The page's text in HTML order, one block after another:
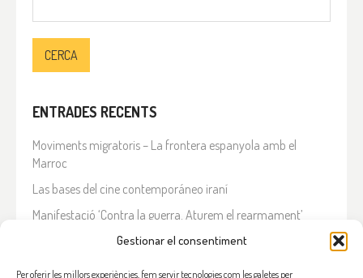
Gestionar el consentiment
Per oferir les millors experiències, fem servir tecnologies com les galetes per
ENTRADES RECENTS
Moviments migratoris – La frontera espanyola amb el
Marroc
Las bases del cine contemporáneo iraní
Manifestació ‘Contra la guerra. Aturem el rearmament’
En solidaritat amb el Líban
Què està passant a l’Iran?